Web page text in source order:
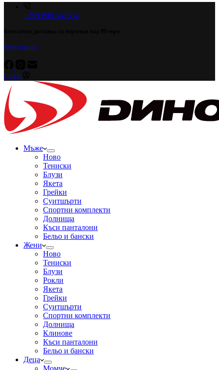
+359 898 541534
Магазини
Login
Мъже
Ново
Тениски
Блузи
Якета
Грейки
Суитшърти
Спортни комплекти
Долнища
Къси панталони
Бельо и бански
Жени
Ново
Тениски
Блузи
Рокли
Якета
Грейки
Суитшърти
Спортни комплекти
Долнища
Клинове
Къси панталони
Бельо и бански
Деца
Момче